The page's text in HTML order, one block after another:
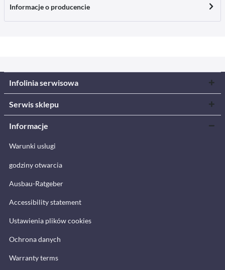
Informacje o producencie
Infolinia serwisowa
Serwis sklepu
Informacje
Warunki usługi
godziny otwarcia
Ausbau-Ratgeber
Accessibility statement
Ustawienia plików cookies
Ochrona danych
Warranty terms